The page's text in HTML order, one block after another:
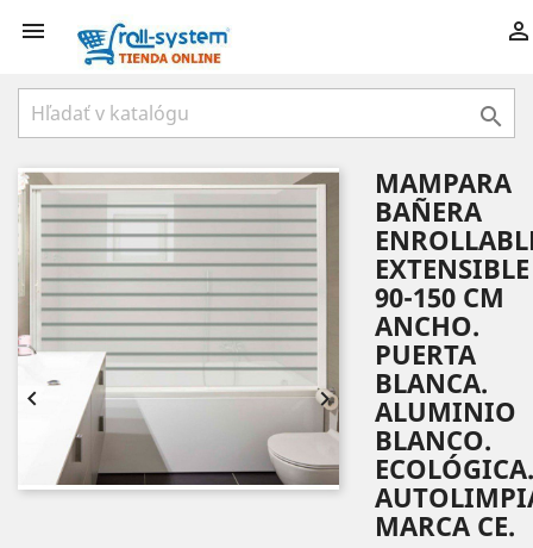
 

 
MAMPARA
BAÑERA
EXTENSIBLE
90-150 CM
ANCHO.
PUERTA
BLANCA.
ALUMINIO
BLANCO.
ECOLÓGICA.
MARCA CE.